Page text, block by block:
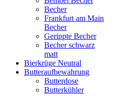
Becher
Frankfurt am Main
Becher
Gerippte Becher
Becher schwarz
matt
Bierkrüge Neutral
Butteraufbewahrung
Butterdose
Butterkühler